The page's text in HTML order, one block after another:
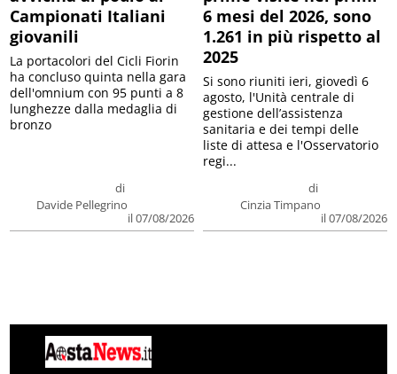
Campionati Italiani
giovanili
di
Davide Pellegrino
il 07/08/2026
La portacolori del Cicli Fiorin
ha concluso quinta nella gara
dell'omnium con 95 punti a 8
lunghezze dalla medaglia di
bronzo
6 mesi del 2026, sono
1.261 in più rispetto al
2025
di
Cinzia Timpano
il 07/08/2026
Si sono riuniti ieri, giovedì 6
agosto, l'Unità centrale di
gestione dell’assistenza
sanitaria e dei tempi delle
liste di attesa e l'Osservatorio
regi...